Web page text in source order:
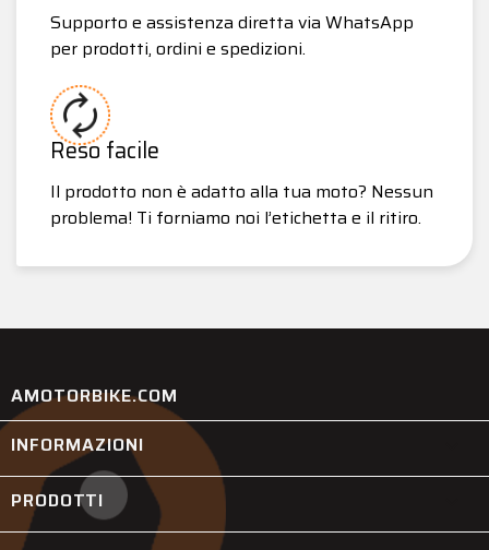
Supporto e assistenza diretta via WhatsApp
per prodotti, ordini e spedizioni.
Reso facile
Il prodotto non è adatto alla tua moto? Nessun
problema! Ti forniamo noi l’etichetta e il ritiro.
AMOTORBIKE.COM
INFORMAZIONI
PRODOTTI